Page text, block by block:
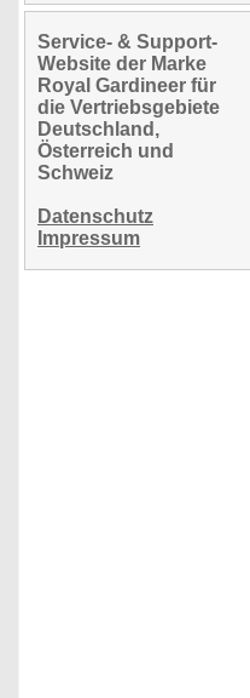
Service- & Support-
Website der Marke
Royal Gardineer für
die Vertriebsgebiete
Deutschland,
Österreich und
Schweiz
Datenschutz
Impressum